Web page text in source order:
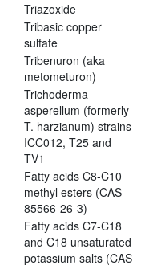
Triazoxide
Tribasic copper
sulfate
Tribenuron (aka
metometuron)
Trichoderma
asperellum (formerly
T. harzianum) strains
ICC012, T25 and
TV1
Fatty acids C8-C10
methyl esters (CAS
85566-26-3)
Fatty acids C7-C18
and C18 unsaturated
potassium salts (CAS